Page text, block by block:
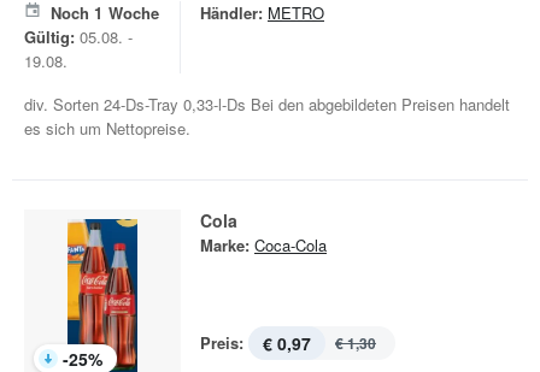
Noch 1 Woche
Gültig: 05.08. -
19.08.
Händler: METRO
div. Sorten 24-Ds-Tray 0,33-l-Ds Bei den abgebildeten Preisen handelt
es sich um Nettopreise.
-25%
Cola
Marke: Coca-Cola
Preis: € 0,97 € 1,30